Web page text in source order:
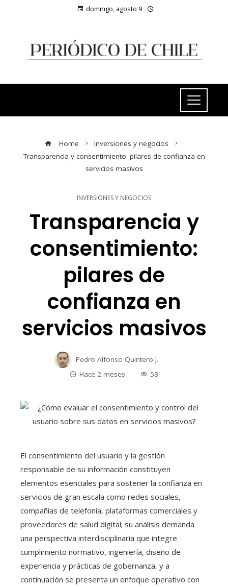
domingo, agosto 9
Home
Inversiones y negocios
Transparencia y consentimiento: pilares de confianza en
servicios masivos
INVERSIONES Y NEGOCIOS
Transparencia y
consentimiento:
pilares de
confianza en
servicios masivos
Pedro Alfonso Quintero J.
Hace 2 meses
58
El consentimiento del usuario y la gestión
responsable de su información constituyen
elementos esenciales para sostener la confianza en
servicios de gran escala como redes sociales,
compañías de telefonía, plataformas comerciales y
proveedores de salud digital; su análisis demanda
una perspectiva interdisciplinaria que integre
cumplimiento normativo, ingeniería, diseño de
experiencia y prácticas de gobernanza, y a
continuación se presenta un enfoque operativo con